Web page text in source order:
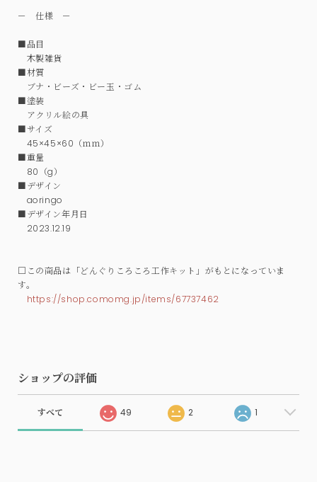
－ 仕様 －
■品目
木製雑貨
■材質
ブナ・ビーズ・ビー玉・ゴム
■塗装
アクリル絵の具
■サイズ
45×45×60（ｍｍ）
■重量
80（g）
■デザイン
aoringo
■デザイン年月日
2023.12.19
□この商品は「どんぐりころころ工作キット」がもとになっていま
す。
https://shop.comomg.jp/items/67737462
ショップの評価
すべて 49 2 1